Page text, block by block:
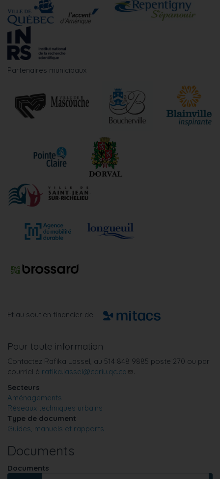
Partenaires municipaux
Et au soutien financier de
Pour toute information
Contactez Rafika Lassel, au 514 848 9885 poste 270 ou par
courriel à rafika.lassel@ceriu.qc.ca
.
Secteurs
Aménagements
Réseaux techniques urbains
Type de document
Guides, manuels et rapports
Documents
Documents